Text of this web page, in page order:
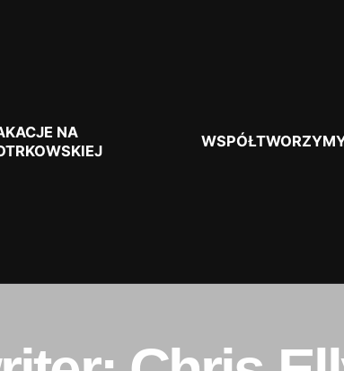
NA